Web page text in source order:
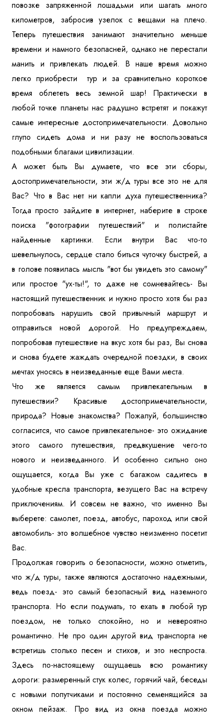
повозке запряженной лошадьми или шагать много
километров, забросив узелок с вещами на плечо.
Теперь путешествия занимают значительно меньше
времени и намного безопасней, однако не перестали
манить и привлекать людей. В наше время можно
легко приобрести тур и за сравнительно короткое
время облететь весь земной шар! Практически в
любой точке планеты нас радушно встретят и покажут
самые интересные достопримечательности. Довольно
глупо сидеть дома и ни разу не воспользоваться
подобными благами цивилизации.
А может быть Вы думаете, что все эти сборы,
достопримечательности, эти ж/д туры все это не для
Вас? Что в Вас нет ни капли духа путешественника?
Тогда просто зайдите в интернет, наберите в строке
поиска "фотографии путешествий" и полистайте
найденные картинки. Если внутри Вас что-то
шевельнулось, сердце стало биться чуточку быстрей, а
в голове появилась мысль "вот бы увидеть это самому"
или простое "ух-ты!", то даже не сомневайтесь- Вы
настоящий путешественник и нужно просто хотя бы раз
попробовать нарушить свой привычный маршрут и
отправиться новой дорогой. Но предупреждаем,
попробовав путешествие на вкус хотя бы раз, Вы снова
и снова будете жаждать очередной поездки, в своих
мечтах уносясь в неизведанные еще Вами места.
Что же является самым привлекательным в
путешествии? Красивые достопримечательности,
природа? Новые знакомства? Пожалуй, большинство
согласится, что самое привлекательное- это ожидание
этого самого путешествия, предвкушение чего-то
нового и неизведанного. И особенно сильно оно
ощущается, когда Вы уже с багажом садитесь в
удобные кресла транспорта, везущего Вас на встречу
приключениям. И совсем не важно, что именно Вы
выберете: самолет, поезд, автобус, пароход или свой
автомобиль- это волшебное чувство неизменно посетит
Вас.
Продолжая говорить о безопасности, можно отметить,
что ж/д туры, также являются достаточно надежными,
ведь поезд- это самый безопасный вид наземного
транспорта. Но если подумать, то ехать в любой тур
поездом, не только спокойно, но и невероятно
романтично. Не про один другой вид транспорта не
встретишь столько песен и стихов, и это неспроста.
Здесь по-настоящему ощущаешь всю романтику
дороги: размеренный стук колес, горячий чай, беседы
с новыми попутчиками и постоянно семенящийся за
окном пейзаж. Про вид из окна поезда можно